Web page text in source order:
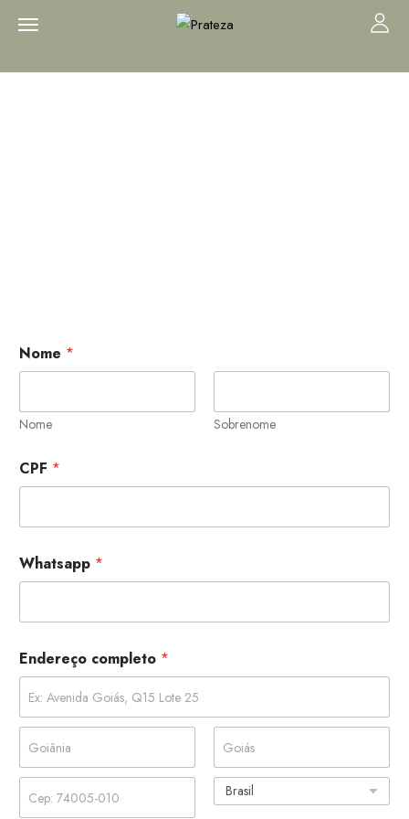
Nome *
Nome Sobrenome
CPF *
Whatsapp *
Endereço completo *